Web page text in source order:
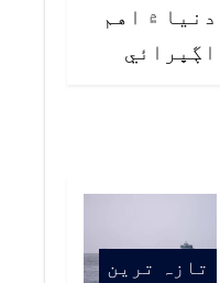
دنيا ۾ اهم
اڳڀرائي
تازہ ترین